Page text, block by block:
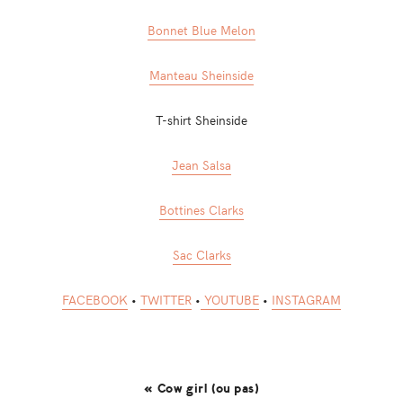
Bonnet Blue Melon
Manteau Sheinside
T-shirt Sheinside
Jean Salsa
Bottines Clarks
Sac Clarks
FACEBOOK • TWITTER • YOUTUBE • INSTAGRAM
« Cow girl (ou pas)